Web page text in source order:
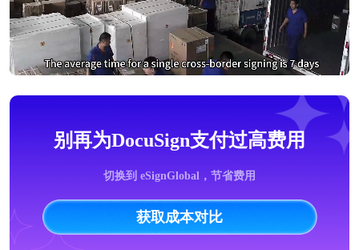
别再为DocuSign支付过高费用
切换到 eSignGlobal，节省费用
获取成本对比